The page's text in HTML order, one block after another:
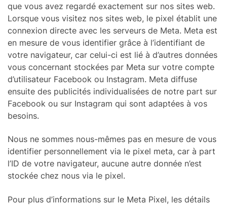
que vous avez regardé exactement sur nos sites web.
Lorsque vous visitez nos sites web, le pixel établit une
connexion directe avec les serveurs de Meta. Meta est
en mesure de vous identifier grâce à l’identifiant de
votre navigateur, car celui-ci est lié à d’autres données
vous concernant stockées par Meta sur votre compte
d’utilisateur Facebook ou Instagram. Meta diffuse
ensuite des publicités individualisées de notre part sur
Facebook ou sur Instagram qui sont adaptées à vos
besoins.
Nous ne sommes nous-mêmes pas en mesure de vous
identifier personnellement via le pixel meta, car à part
l’ID de votre navigateur, aucune autre donnée n’est
stockée chez nous via le pixel.
Pour plus d’informations sur le Meta Pixel, les détails